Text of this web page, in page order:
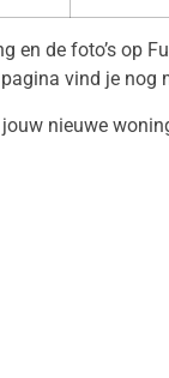
en de foto’s op
pagina vind je nog
nieuwe